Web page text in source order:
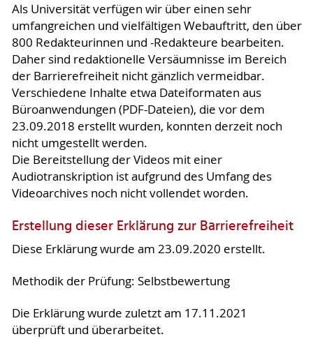
Als Universität verfügen wir über einen sehr
umfangreichen und vielfältigen Webauftritt, den über
800 Redakteurinnen und -Redakteure bearbeiten.
Daher sind redaktionelle Versäumnisse im Bereich
der Barrierefreiheit nicht gänzlich vermeidbar.
Verschiedene Inhalte etwa Dateiformaten aus
Büroanwendungen (PDF-Dateien), die vor dem
23.09.2018 erstellt wurden, konnten derzeit noch
nicht umgestellt werden.
Die Bereitstellung der Videos mit einer
Audiotranskription ist aufgrund des Umfang des
Videoarchives noch nicht vollendet worden.
Erstellung dieser Erklärung zur Barrierefreiheit
Diese Erklärung wurde am 23.09.2020 erstellt.
Methodik der Prüfung: Selbstbewertung
Die Erklärung wurde zuletzt am 17.11.2021
überprüft und überarbeitet.